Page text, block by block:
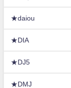
★daiou
★DIA
★DJ5
★DMJ